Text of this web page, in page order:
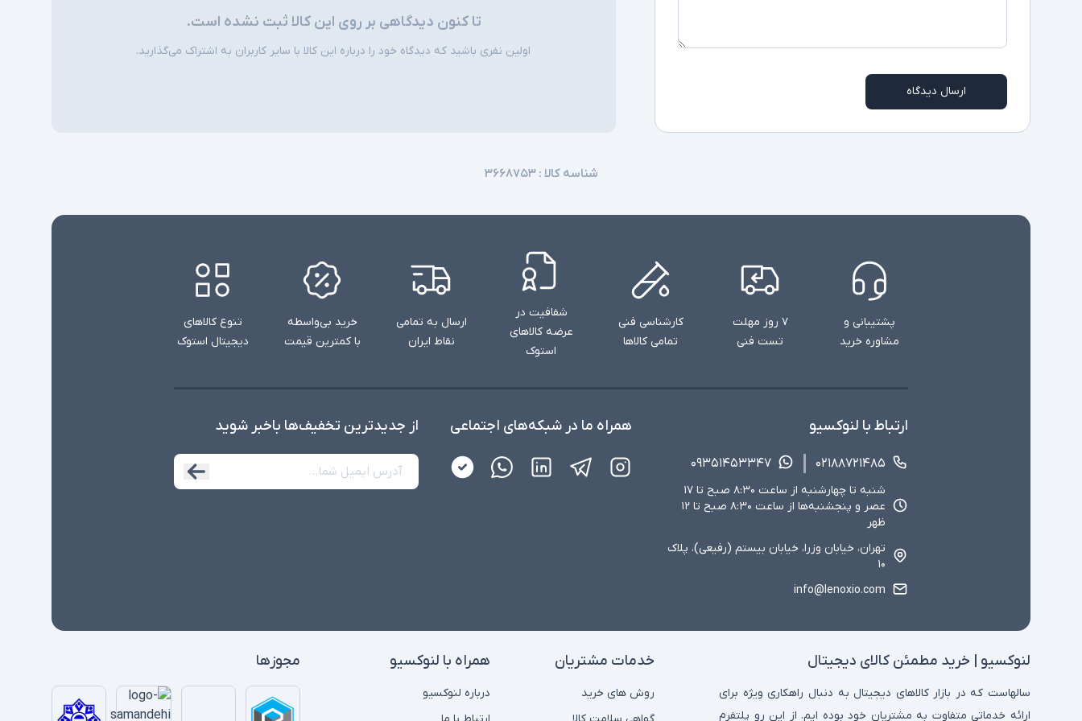
ارسال دیدگاه
تا کنون دیدگاهی بر روی این کالا ثبت نشده است.
اولین نفری باشید که دیدگاه خود را درباره این کالا با سایر کاربران به اشتراک می‌گذارید.
شناسه کالا :۳۶۶۸۷۵۳
پشتیبانی و
مشاوره خرید
۷ روز مهلت
تست فنی
کارشناسی فنی
تمامی کالاها
شفافیت در
عرضه کالاهای
استوک
ارسال به تمامی
نقاط ایران
خرید بی‌واسطه
با کمترین قیمت
تنوع کالاهای
دیجیتال استوک
ارتباط با لنوکسیو
۰۲۱۸۸۷۲۱۴۸۵ ۰۹۳۵۱۴۵۳۳۴۷
شنبه تا چهارشنبه از ساعت ۸:۳۰ صبح تا ۱۷
عصر و پنجشنبه‌ها از ساعت ۸:۳۰ صبح تا ۱۲
ظهر
تهران، خیابان وزرا، خیابان بیستم (رفیعی)، پلاک
۱۰
info@lenoxio.com
همراه ما در شبکه‌های اجتماعی از جدید‌ترین تخفیف‌ها با‌خبر شوید
لنوکسیو | خرید مطمئن کالای دیجیتال
سالهاست که در بازار کالاهای دیجیتال به دنبال راهکاری ویژه برای
ارائه خدماتی متفاوت به مشتریان خود بوده ایم. از این رو پلتفرم
خدمات مشتریان
روش های خرید
همراه با لنوکسیو
درباره لنوکسیو
مجوزها